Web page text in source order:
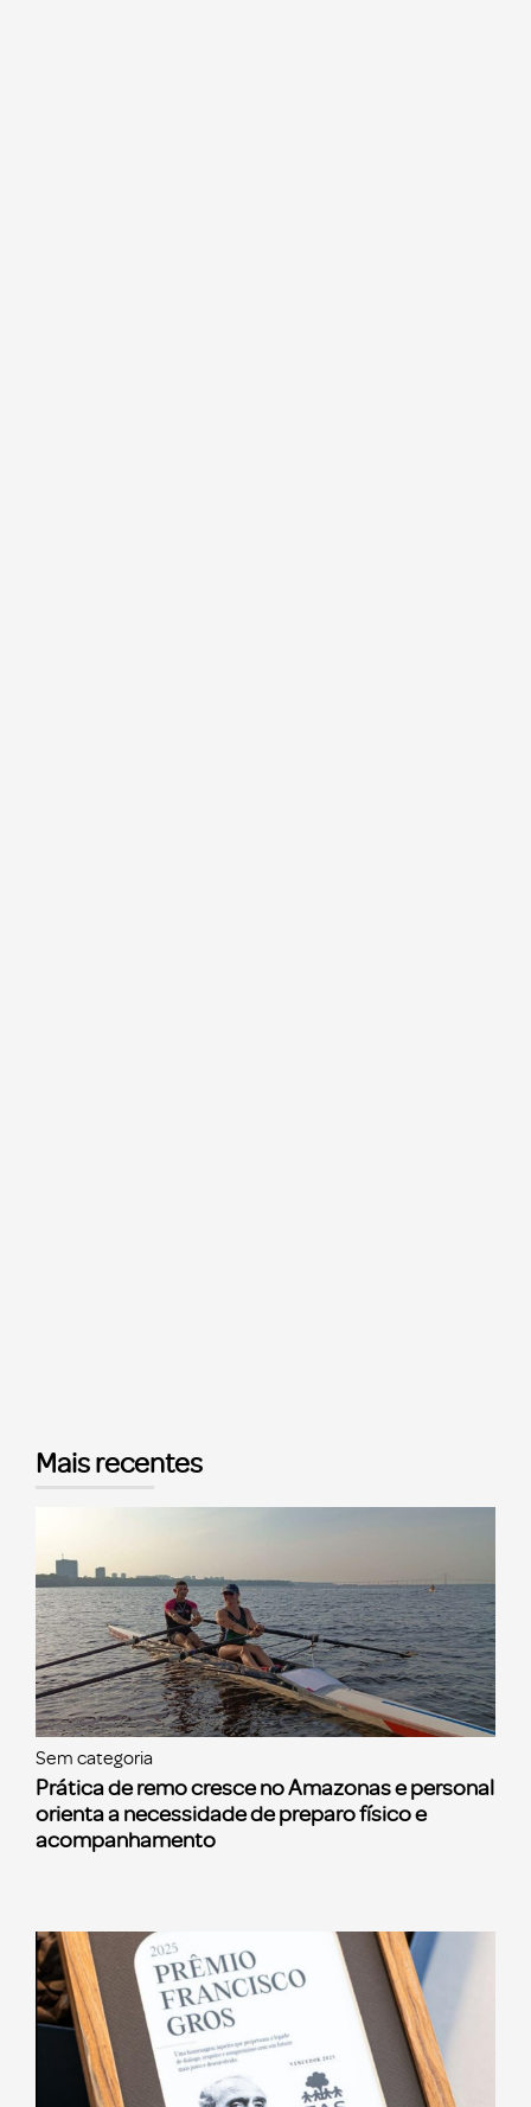
Mais recentes
Sem categoria
Prática de remo cresce no Amazonas e personal
orienta a necessidade de preparo físico e
acompanhamento